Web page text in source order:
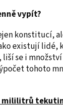
vypít?
konstitucí,
existují lidé,
se i
tohoto
mililitrů